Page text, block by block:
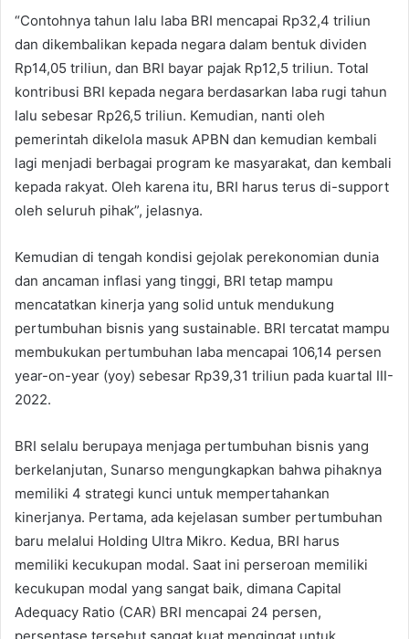
“Contohnya tahun lalu laba BRI mencapai Rp32,4 triliun
dan dikembalikan kepada negara dalam bentuk dividen
Rp14,05 triliun, dan BRI bayar pajak Rp12,5 triliun. Total
kontribusi BRI kepada negara berdasarkan laba rugi tahun
lalu sebesar Rp26,5 triliun. Kemudian, nanti oleh
pemerintah dikelola masuk APBN dan kemudian kembali
lagi menjadi berbagai program ke masyarakat, dan kembali
kepada rakyat. Oleh karena itu, BRI harus terus di-support
oleh seluruh pihak”, jelasnya.
Kemudian di tengah kondisi gejolak perekonomian dunia
dan ancaman inflasi yang tinggi, BRI tetap mampu
mencatatkan kinerja yang solid untuk mendukung
pertumbuhan bisnis yang sustainable. BRI tercatat mampu
membukukan pertumbuhan laba mencapai 106,14 persen
year-on-year (yoy) sebesar Rp39,31 triliun pada kuartal III-
2022.
BRI selalu berupaya menjaga pertumbuhan bisnis yang
berkelanjutan, Sunarso mengungkapkan bahwa pihaknya
memiliki 4 strategi kunci untuk mempertahankan
kinerjanya. Pertama, ada kejelasan sumber pertumbuhan
baru melalui Holding Ultra Mikro. Kedua, BRI harus
memiliki kecukupan modal. Saat ini perseroan memiliki
kecukupan modal yang sangat baik, dimana Capital
Adequacy Ratio (CAR) BRI mencapai 24 persen,